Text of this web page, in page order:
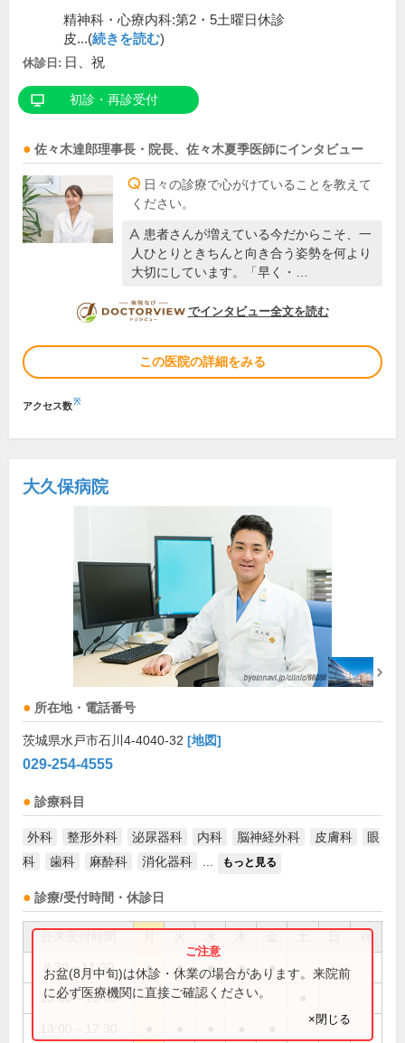
精神科・心療内科:第2・5土曜日休診
皮...(続きを読む)
休診日: 日、祝
初診・再診受付
佐々木達郎理事長・院長、 佐々木夏季医師にインタビュー
日々の診療で心がけていることを教えて
ください。
患者さんが増えている今だからこそ、一
人ひとりときちんと向き合う姿勢を何より
大切にしています。「早く・…
DOCTORVIEW
でインタビュー全文を読む
この医院の詳細をみる
アクセス数※
大久保病院
所在地・電話番号
茨城県水戸市石川4-4040-32 [地図]
029-254-4555
診療科目
外科 整形外科 泌尿器科 内科 脳神経外科 皮膚科
眼
科
歯科 麻酔科 消化器科 もっと見る
診療/受付時間・休診日
祝
8:30～11:30 ● ● ● ● ●
13:00～15:00
お盆(8月中旬)は休診・休業の場合があります。来院前
に必ず医療機関に直接ご確認ください。
×閉じる